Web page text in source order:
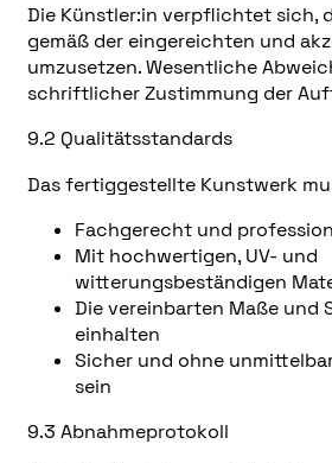
Die Künstler:in verpflichtet sich,
gemäß der eingereichten und
umzusetzen. Wesentliche
schriftlicher Zustimmung der
9.2 Qualitätsstandards
Das fertiggestellte Kunstwerk
Fachgerecht und
Mit hochwertigen, UV- und
witterungsbeständigen
Die vereinbarten Maße und
einhalten
Sicher und ohne
sein
9.3 Abnahmeprotokoll